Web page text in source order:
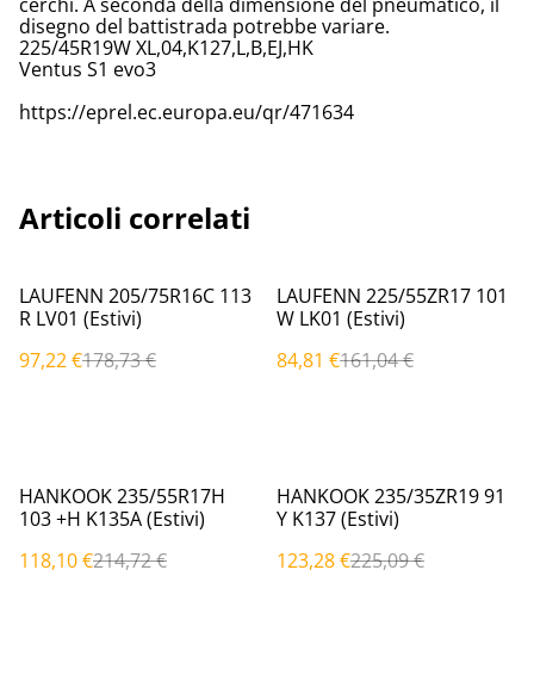
cerchi. A seconda della dimensione del pneumatico, il
disegno del battistrada potrebbe variare.
225/45R19W XL,04,K127,L,B,EJ,HK
Ventus S1 evo3
https://eprel.ec.europa.eu/qr/471634
Articoli correlati
%
LAUFENN 205/75R16C 113
R LV01 (Estivi)
97,22 €178,73 €
%
LAUFENN 225/55ZR17 101
W LK01 (Estivi)
84,81 €161,04 €
%
HANKOOK 235/55R17H
103 +H K135A (Estivi)
118,10 €214,72 €
%
HANKOOK 235/35ZR19 91
Y K137 (Estivi)
123,28 €225,09 €